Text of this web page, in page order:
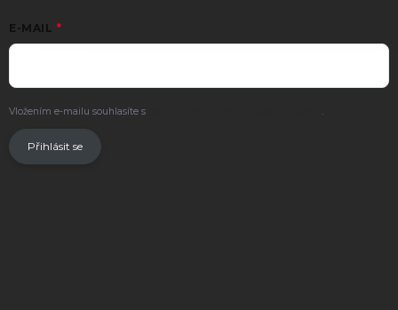
E-MAIL
Vložením e-mailu souhlasíte s .
Přihlásit se